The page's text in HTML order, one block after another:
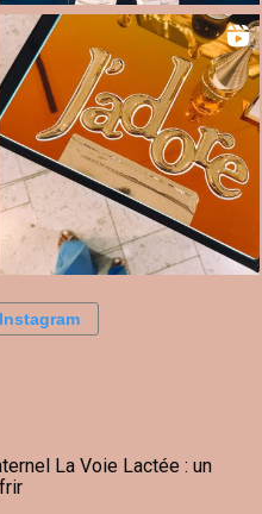
La Voie Lactée : un